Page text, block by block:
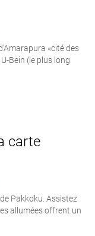
«cité des
Bein (le plus long
carte
Pakkoku. Assistez
allumées offrent un